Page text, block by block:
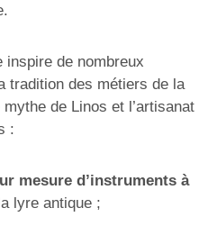
inspire de nombreux
tradition des métiers de la
de Linos et l’artisanat
:
mesure d’instruments à
lyre antique ;